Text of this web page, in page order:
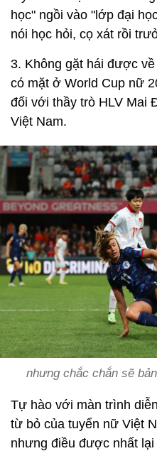
học" ngồi vào "lớp đại
nói học hỏi, cọ xát rồi
3. Không gặt hái được
có mặt ở World Cup nữ
đối với thầy trò HLV Mai
Việt Nam.
nhưng chắc chắn sẽ
Tự hào với màn trình
từ bỏ của tuyển nữ Việt
nhưng điều được nhất